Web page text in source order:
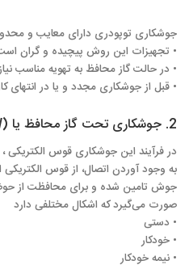
جوشکاری توپودری دارای معایب و
• تجهیزات این روش پیچیده و گران
• در حالت گاز محافظ به تهویه مناسب
• قبل از جوشکاری مجدد و یا در انتهای
2. جوشکاری تحت گاز محافظ یا (GMAW)
در فرآیند این جوشکاری قوس الکتریکی ،
به وجود آوردن اتصال، از قوس
جوش تامین شده و برای محافظت از
صورت می‌گیرد که اشکال مختلفی دارد
• دستی
• خودکار
• نیمه خودکار